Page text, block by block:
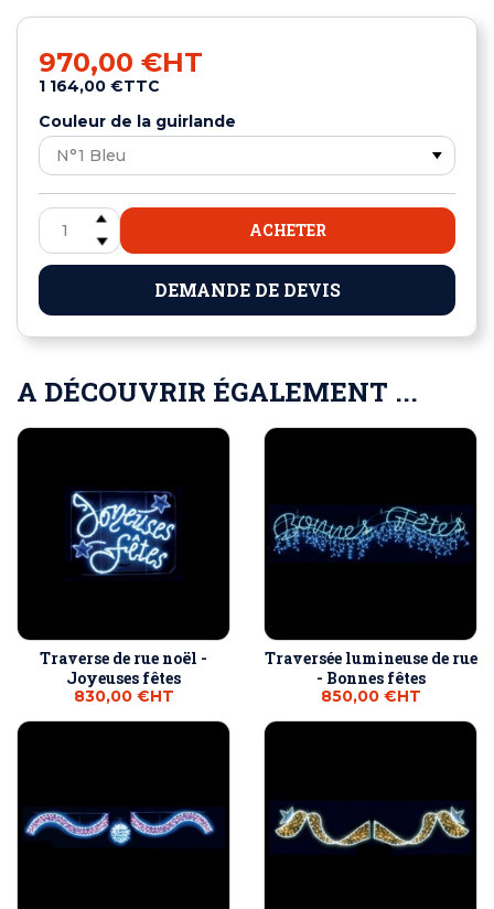
970,00 €HT
1 164,00 €TTC
Couleur de la guirlande
ACHETER
DEMANDE DE DEVIS
A DÉCOUVRIR ÉGALEMENT ...
Traverse de rue noël -
Joyeuses fêtes
830,00 €HT
Traversée lumineuse de rue
- Bonnes fêtes
850,00 €HT